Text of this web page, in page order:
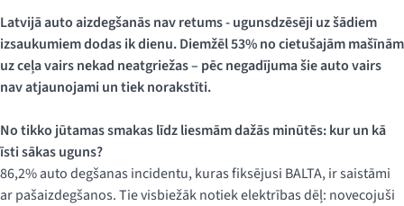
Latvijā auto aizdegšanās nav retums - ugunsdzēsēji uz šādiem
izsaukumiem dodas ik dienu. Diemžēl 53% no cietušajām mašīnām
uz ceļa vairs nekad neatgriežas – pēc negadījuma šie auto vairs
nav atjaunojami un tiek norakstīti.
No tikko jūtamas smakas līdz liesmām dažās minūtēs: kur un kā
īsti sākas uguns?
86,2% auto degšanas incidentu, kuras fiksējusi BALTA, ir saistāmi
ar pašaizdegšanos. Tie visbiežāk notiek elektrības dēļ: novecojuši